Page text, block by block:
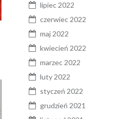
lipiec 2022
czerwiec 2022
maj 2022
kwiecień 2022
marzec 2022
luty 2022
styczeń 2022
grudzień 2021